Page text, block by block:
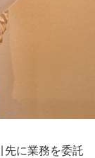
先に業務を委託